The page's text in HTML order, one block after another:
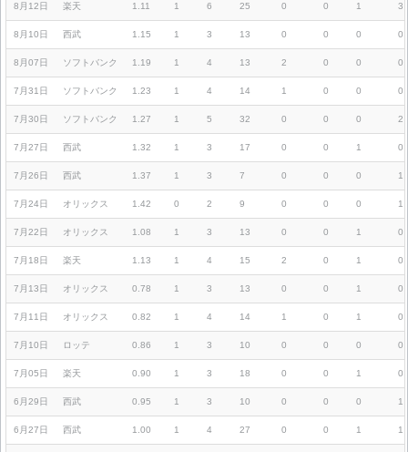
8月12日 楽天 1.11 1 6 25 0 0 1 3
8月10日 西武 1.15 1 3 13 0 0 0 0
8月07日 ソフトバンク 1.19 1 4 13 2 0 0 0
7月31日 ソフトバンク 1.23 1 4 14 1 0 0 0
7月30日 ソフトバンク 1.27 1 5 32 0 0 0 2
7月27日 西武 1.32 1 3 17 0 0 1 0
7月26日 西武 1.37 1 3 7 0 0 0 1
7月24日 オリックス 1.42 0 2 9 0 0 0 1
7月22日 オリックス 1.08 1 3 13 0 0 1 0
7月18日 楽天 1.13 1 4 15 2 0 1 0
7月13日 オリックス 0.78 1 3 13 0 0 1 0
7月11日 オリックス 0.82 1 4 14 1 0 1 0
7月10日 ロッテ 0.86 1 3 10 0 0 0 0
7月05日 楽天 0.90 1 3 18 0 0 1 0
6月29日 西武 0.95 1 3 10 0 0 0 1
6月27日 西武 1.00 1 4 27 0 0 1 1